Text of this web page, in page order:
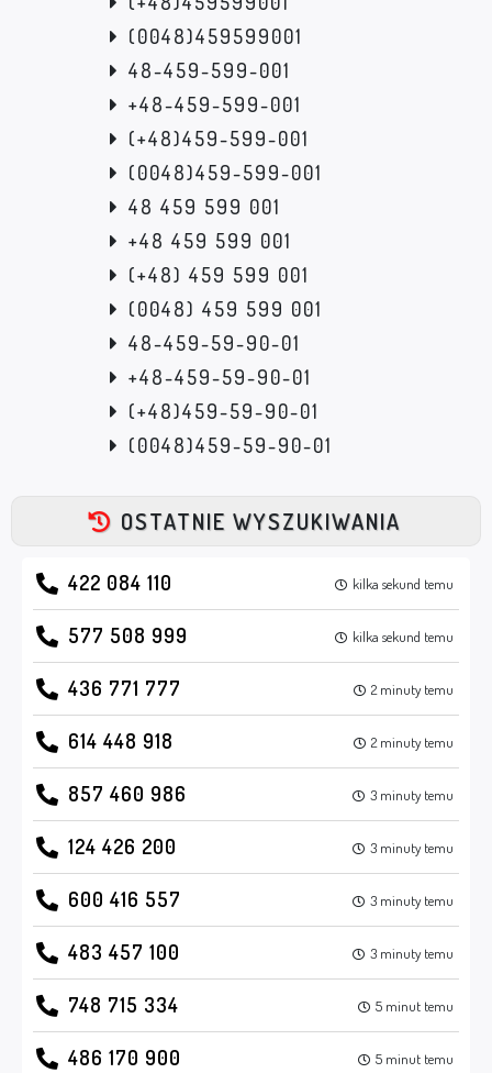
(0048)459599001
48-459-599-001
+48-459-599-001
(+48)459-599-001
(0048)459-599-001
48 459 599 001
+48 459 599 001
(+48) 459 599 001
(0048) 459 599 001
48-459-59-90-01
+48-459-59-90-01
(+48)459-59-90-01
(0048)459-59-90-01
OSTATNIE WYSZUKIWANIA
422 084 110 kilka sekund temu
577 508 999 kilka sekund temu
436 771 777 2 minuty temu
614 448 918 2 minuty temu
857 460 986 3 minuty temu
124 426 200 3 minuty temu
600 416 557 3 minuty temu
483 457 100 3 minuty temu
748 715 334 5 minut temu
486 170 900 5 minut temu